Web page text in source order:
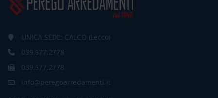
UNICA SEDE: CALCO (Lecco)
039.677.2778
039.677.2778
info@peregoarredamenti.it